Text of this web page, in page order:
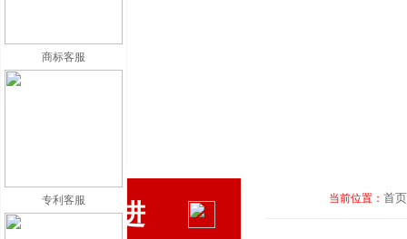
人才引进
当前位置： 首页
商标客服
专利客服